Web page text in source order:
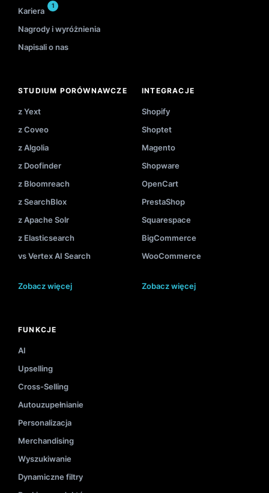
Kariera
1
Nagrody i wyróżnienia
Napisali o nas
STUDIUM PORÓWNAWCZE
z Yext
z Coveo
z Algolia
z Doofinder
z Bloomreach
z SearchBlox
z Apache Solr
z Elasticsearch
vs Vertex AI Search
Zobacz więcej
INTEGRACJE
Shopify
Shoptet
Magento
Shopware
OpenCart
PrestaShop
Squarespace
BigCommerce
WooCommerce
Zobacz więcej
FUNKCJE
AI
Upselling
Cross-Selling
Autouzupełnianie
Personalizacja
Merchandising
Wyszukiwanie
Dynamiczne filtry